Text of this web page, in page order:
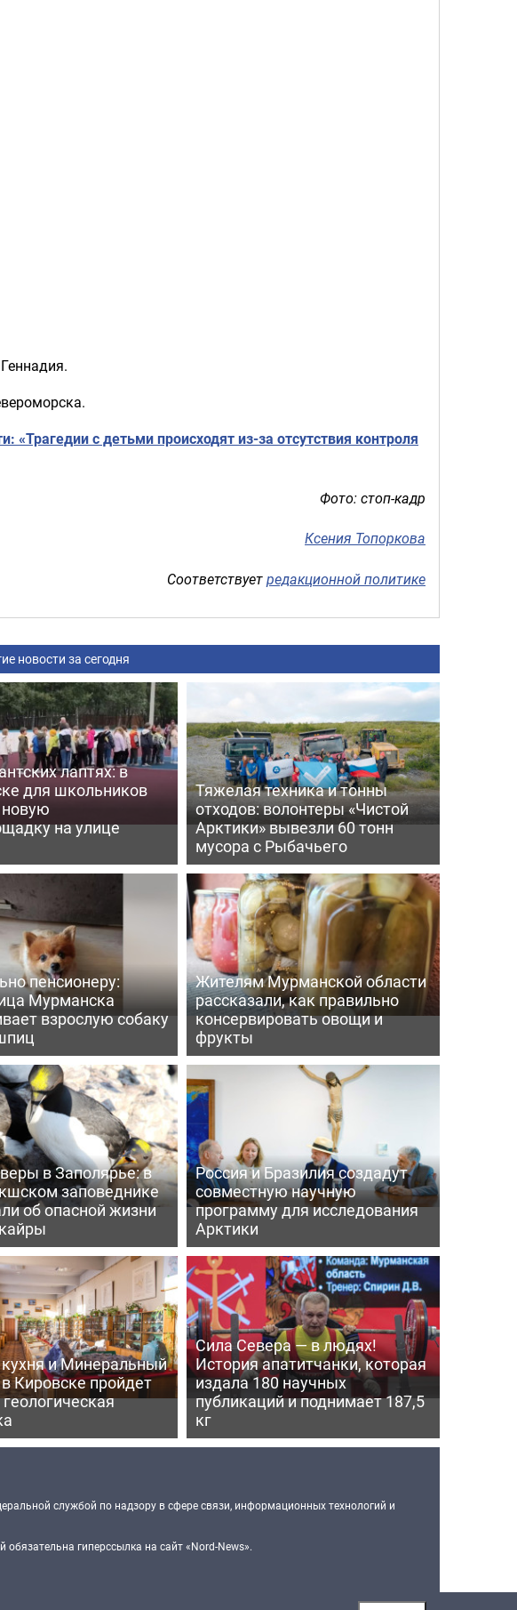
«Трагедии с детьми происходят из-за отсутствия контроля
Фото: стоп-кадр
Ксения Топоркова
Соответствуетредакционной политике
новости за сегодня
лаптях: в
для школьников
на улице
Тяжелая техника и тонны
отходов: волонтеры «Чистой
Арктики» вывезли 60 тонн
мусора с Рыбачьего
пенсионеру:
Мурманска
взрослую собаку
Жителям Мурманской области
рассказали, как правильно
консервировать овощи и
фрукты
в Заполярье: в
заповеднике
об опасной жизни
Россия и Бразилия создадут
совместную научную
программу для исследования
Арктики
и Минеральный
Кировске пройдет
Сила Севера — в людях!
История апатитчанки, которая
издала 180 научных
публикаций и поднимает 187,5
кг
службой по надзору в сфере связи, информационных технологий и
гиперссылка на сайт «Nord-News».